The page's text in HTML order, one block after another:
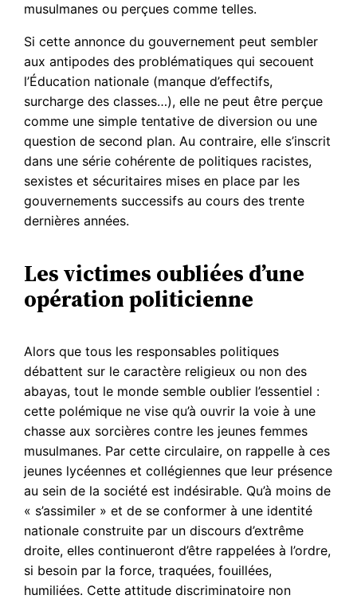
musulmanes ou perçues comme telles.
Si cette annonce du gouvernement peut sembler
aux antipodes des problématiques qui secouent
l’Éducation nationale (manque d’effectifs,
surcharge des classes…), elle ne peut être perçue
comme une simple tentative de diversion ou une
question de second plan. Au contraire, elle s’inscrit
dans une série cohérente de politiques racistes,
sexistes et sécuritaires mises en place par les
gouvernements successifs au cours des trente
dernières années.
Les victimes oubliées d’une
opération politicienne
Alors que tous les responsables politiques
débattent sur le caractère religieux ou non des
abayas, tout le monde semble oublier l’essentiel :
cette polémique ne vise qu’à ouvrir la voie à une
chasse aux sorcières contre les jeunes femmes
musulmanes. Par cette circulaire, on rappelle à ces
jeunes lycéennes et collégiennes que leur présence
au sein de la société est indésirable. Qu’à moins de
« s’assimiler » et de se conformer à une identité
nationale construite par un discours d’extrême
droite, elles continueront d’être rappelées à l’ordre,
si besoin par la force, traquées, fouillées,
humiliées. Cette attitude discriminatoire non